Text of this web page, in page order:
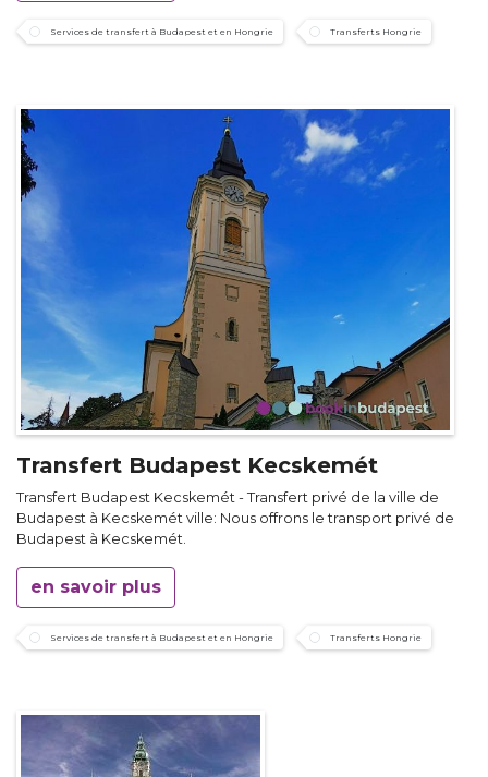
Services de transfert à Budapest et en Hongrie Transferts Hongrie
Transfert Budapest Kecskemét
Transfert Budapest Kecskemét - Transfert privé de la ville de
Budapest à Kecskemét ville: Nous offrons le transport privé de
Budapest à Kecskemét.
en savoir plus
Services de transfert à Budapest et en Hongrie Transferts Hongrie